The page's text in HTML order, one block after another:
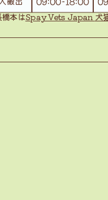
本はSpay Vets Japan犬